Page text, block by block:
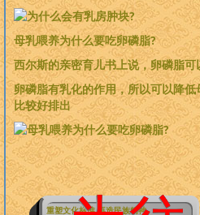
母乳喂养为什么要吃卵磷脂?
西尔斯的亲密育儿书上说，卵磷脂
卵磷脂有乳化的作用，所以可以降
比较好排出
重塑文化标准 再造民族精神